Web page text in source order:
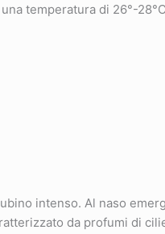
temperatura di 26°-
intenso. Al naso
da profumi di